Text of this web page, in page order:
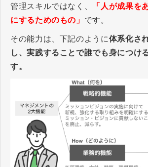
管理スキルではなく、
「人が成果を
にするためのもの」 です。
その能力は、下記のように体系化さ
し、実践することで誰でも身につけ
す。